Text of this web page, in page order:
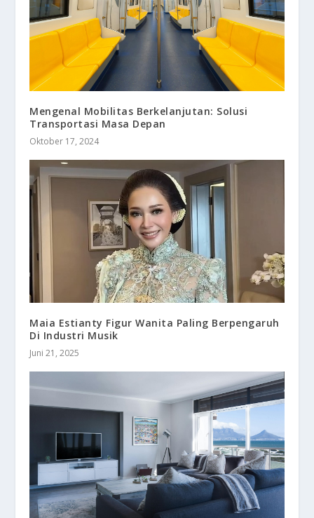
Mengenal Mobilitas Berkelanjutan: Solusi
Transportasi Masa Depan
Oktober 17, 2024
Maia Estianty Figur Wanita Paling Berpengaruh
Di Industri Musik
Juni 21, 2025